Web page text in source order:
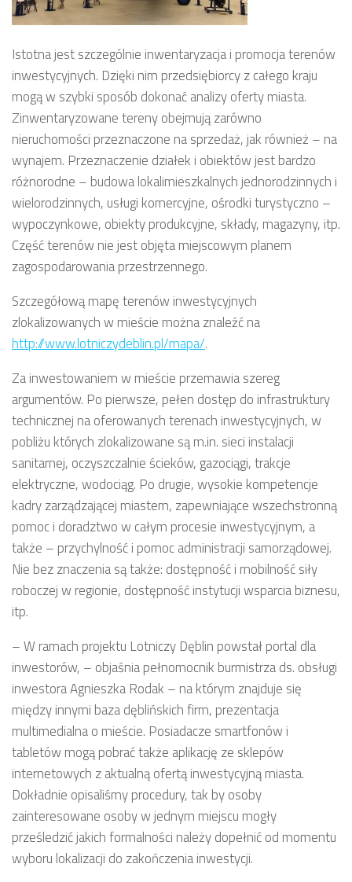
Istotna jest szczególnie inwentaryzacja i promocja terenów
inwestycyjnych. Dzięki nim przedsiębiorcy z całego kraju
mogą w szybki sposób dokonać analizy oferty miasta.
Zinwentaryzowane tereny obejmują zarówno
nieruchomości przeznaczone na sprzedaż, jak również – na
wynajem. Przeznaczenie działek i obiektów jest bardzo
różnorodne – budowa lokalimieszkalnych jednorodzinnych i
wielorodzinnych, usługi komercyjne, ośrodki turystyczno –
wypoczynkowe, obiekty produkcyjne, składy, magazyny, itp.
Część terenów nie jest objęta miejscowym planem
zagospodarowania przestrzennego.
Szczegółową mapę terenów inwestycyjnych
zlokalizowanych w mieście można znaleźć na
http://www.lotniczydeblin.pl/mapa/.
Za inwestowaniem w mieście przemawia szereg
argumentów. Po pierwsze, pełen dostęp do infrastruktury
technicznej na oferowanych terenach inwestycyjnych, w
pobliżu których zlokalizowane są m.in. sieci instalacji
sanitarnej, oczyszczalnie ścieków, gazociągi, trakcje
elektryczne, wodociąg. Po drugie, wysokie kompetencje
kadry zarządzającej miastem, zapewniające wszechstronną
pomoc i doradztwo w całym procesie inwestycyjnym, a
także – przychylność i pomoc administracji samorządowej.
Nie bez znaczenia są także: dostępność i mobilność siły
roboczej w regionie, dostępność instytucji wsparcia biznesu,
itp.
– W ramach projektu Lotniczy Dęblin powstał portal dla
inwestorów, – objaśnia pełnomocnik burmistrza ds. obsługi
inwestora Agnieszka Rodak – na którym znajduje się
między innymi baza dęblińskich firm, prezentacja
multimedialna o mieście. Posiadacze smartfonów i
tabletów mogą pobrać także aplikację ze sklepów
internetowych z aktualną ofertą inwestycyjną miasta.
Dokładnie opisaliśmy procedury, tak by osoby
zainteresowane osoby w jednym miejscu mogły
prześledzić jakich formalności należy dopełnić od momentu
wyboru lokalizacji do zakończenia inwestycji.